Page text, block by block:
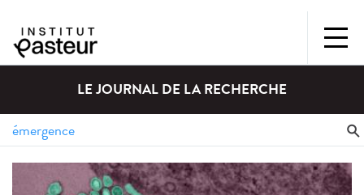
LE JOURNAL DE LA RECHERCHE